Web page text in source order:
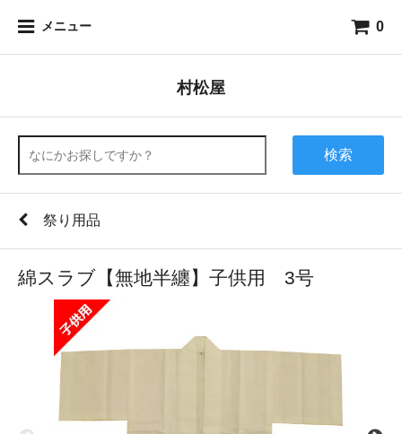
メニュー 0
村松屋
検索
祭り用品
綿スラブ【無地半纏】子供用 3号